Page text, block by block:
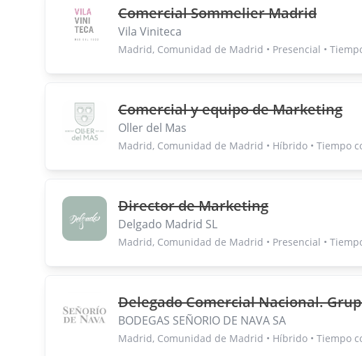
Comercial Sommelier Madrid
Vila Viniteca
Madrid, Comunidad de Madrid • Presencial •
Comercial y equipo de Marketing
Oller del Mas
Madrid, Comunidad de Madrid • Híbrido • Tiempo
Director de Marketing
Delgado Madrid SL
Madrid, Comunidad de Madrid • Presencial •
Delegado Comercial Nacional.
BODEGAS SEÑORIO DE NAVA SA
Madrid, Comunidad de Madrid • Híbrido • Tiempo